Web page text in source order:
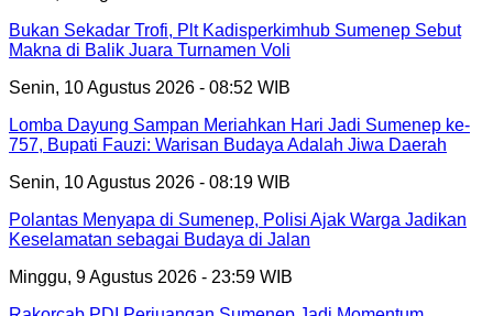
Bukan Sekadar Trofi, Plt Kadisperkimhub Sumenep Sebut
Makna di Balik Juara Turnamen Voli
Senin, 10 Agustus 2026 - 08:52 WIB
Lomba Dayung Sampan Meriahkan Hari Jadi Sumenep ke-
757, Bupati Fauzi: Warisan Budaya Adalah Jiwa Daerah
Senin, 10 Agustus 2026 - 08:19 WIB
Polantas Menyapa di Sumenep, Polisi Ajak Warga Jadikan
Keselamatan sebagai Budaya di Jalan
Minggu, 9 Agustus 2026 - 23:59 WIB